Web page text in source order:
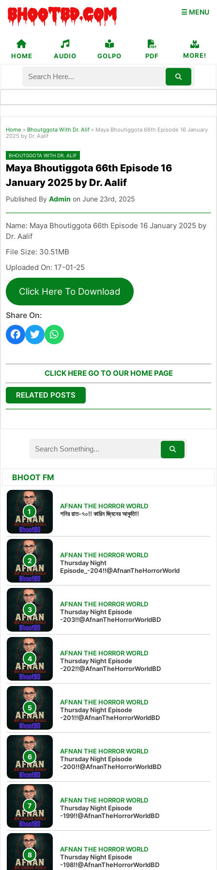
☰ MENU
HOME AUDIO GOLPO PDF MORE!
Home » Bhoutggota With Dr. Alif » Maya Bhoutiggota 66th Episode 16 January
2025 by Dr. Aalif
BHOUTGGOTA WITH DR. ALIF
Maya Bhoutiggota 66th Episode 16
January 2025 by Dr. Aalif
Published By Admin on June 23rd, 2025
Name: Maya Bhoutiggota 66th Episode 16 January 2025 by
Dr. Aalif
File Size: 30.51MB
Uploaded On: 17-01-25
Click Here To Download
Share On:
CLICK HERE GO TO OUR HOME PAGE
RELATED POSTS
BHOOT FM
AFNAN THE HORROR WORLD
শনির রাত-৭০!! কারিন জ্বিনের আকুতি!!
AFNAN THE HORROR WORLD
Thursday Night
Episode_-204!!@AfnanTheHorrorWorld
AFNAN THE HORROR WORLD
Thursday Night Episode
-203!!@AfnanTheHorrorWorldBD
AFNAN THE HORROR WORLD
Thursday Night Episode
-202!!@AfnanTheHorrorWorldBD
AFNAN THE HORROR WORLD
Thursday Night Episode
-201!!@AfnanTheHorrorWorldBD
AFNAN THE HORROR WORLD
Thursday Night Episode
-200!!@AfnanTheHorrorWorldBD
AFNAN THE HORROR WORLD
Thursday Night Episode
-199!!@AfnanTheHorrorWorldBD
AFNAN THE HORROR WORLD
Thursday Night Episode
-198!!@AfnanTheHorrorWorldBD